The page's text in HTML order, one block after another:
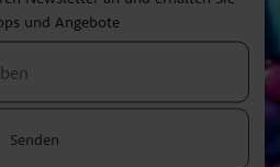
und Angebote
Senden